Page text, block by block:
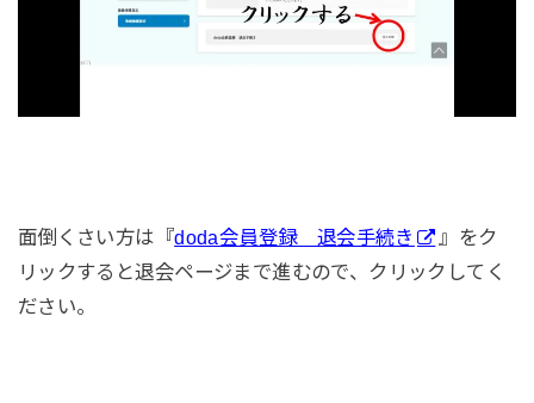
面倒くさい方は『doda会員登録 退会手続き
』をク
リックすると退会ページまで進むので、クリックしてく
ださい。